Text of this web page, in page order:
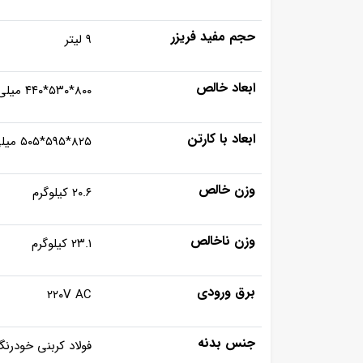
حجم مفید فریزر ۹ لیتر
ابعاد خالص ۸۰۰*۵۳۰*۴۴۰ میلی متر
ابعاد با کارتن ۸۲۵*۵۹۵*۵۰۵ میلی متر
وزن خالص ۲۰.۶ کیلوگرم
وزن ناخالص ۲۳.۱ کیلوگرم
برق ورودی ۲۲۰V AC
جنس بدنه فولاد کربنی